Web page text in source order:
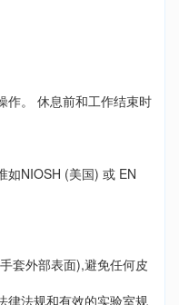
作。 休息前和工作结束时
如NIOSH (美国) 或 EN
套外部表面),避免任何皮
律法规和有效的实验室规